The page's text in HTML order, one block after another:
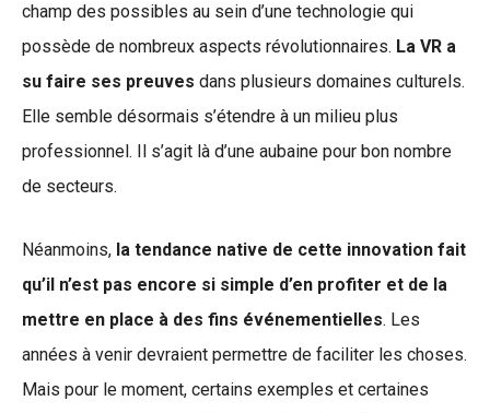
champ des possibles au sein d’une technologie qui
possède de nombreux aspects révolutionnaires. La VR a
su faire ses preuves dans plusieurs domaines culturels.
Elle semble désormais s’étendre à un milieu plus
professionnel. Il s’agit là d’une aubaine pour bon nombre
de secteurs.
Néanmoins, la tendance native de cette innovation fait
qu’il n’est pas encore si simple d’en profiter et de la
mettre en place à des fins événementielles. Les
années à venir devraient permettre de faciliter les choses.
Mais pour le moment, certains exemples et certaines